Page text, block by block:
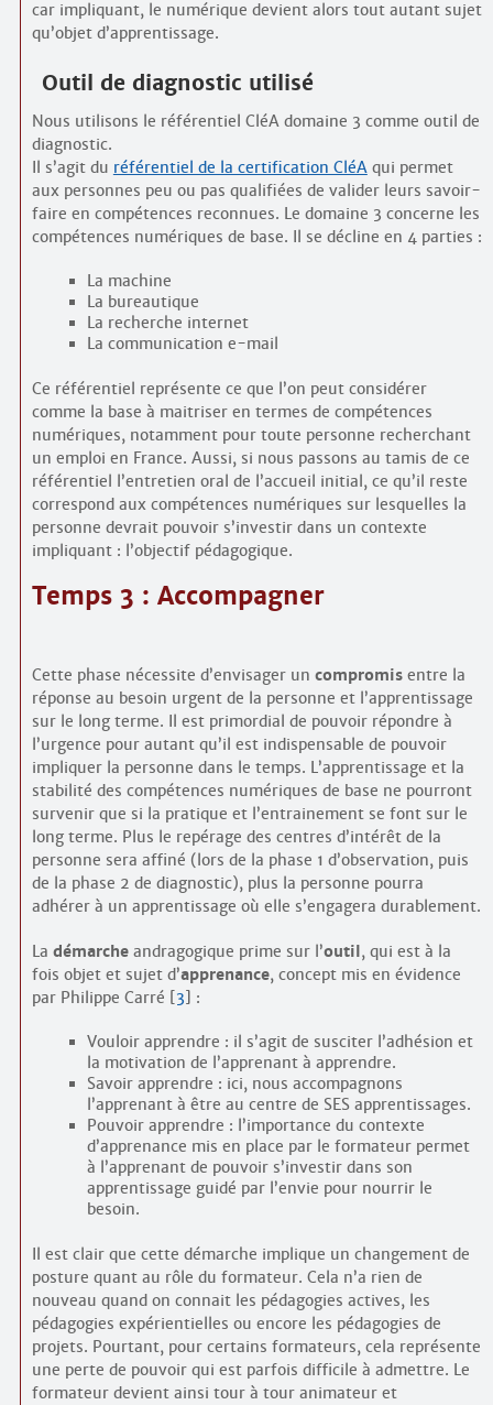
car impliquant, le numérique devient alors tout autant sujet
qu’objet d’apprentissage.
Outil de diagnostic utilisé
Nous utilisons le référentiel CléA domaine 3 comme outil de
diagnostic.
Il s’agit du référentiel de la certification CléAqui permet
aux personnes peu ou pas qualifiées de valider leurs savoir-
faire en compétences reconnues. Le domaine 3 concerne les
compétences numériques de base. Il se décline en 4 parties :
La machine
La bureautique
La recherche internet
La communication e-mail
Ce référentiel représente ce que l’on peut considérer
comme la base à maitriser en termes de compétences
numériques, notamment pour toute personne recherchant
un emploi en France. Aussi, si nous passons au tamis de ce
référentiel l’entretien oral de l’accueil initial, ce qu’il reste
correspond aux compétences numériques sur lesquelles la
personne devrait pouvoir s’investir dans un contexte
impliquant : l’objectif pédagogique.
Temps 3 : Accompagner
Cette phase nécessite d’envisager un compromisentre la
réponse au besoin urgent de la personne et l’apprentissage
sur le long terme. Il est primordial de pouvoir répondre à
l’urgence pour autant qu’il est indispensable de pouvoir
impliquer la personne dans le temps. L’apprentissage et la
stabilité des compétences numériques de base ne pourront
survenir que si la pratique et l’entrainement se font sur le
long terme. Plus le repérage des centres d’intérêt de la
personne sera affiné (lors de la phase 1 d’observation, puis
de la phase 2 de diagnostic), plus la personne pourra
adhérer à un apprentissage où elle s’engagera durablement.
La démarcheandragogique prime sur l’outil , qui est à la
fois objet et sujet d’apprenance, concept mis en évidence
par Philippe Carré
3 :
Vouloir apprendre : il s’agit de susciter l’adhésion et
la motivation de l’apprenant à apprendre.
Savoir apprendre : ici, nous accompagnons
l’apprenant à être au centre de SES apprentissages.
Pouvoir apprendre : l’importance du contexte
d’apprenance mis en place par le formateur permet
à l’apprenant de pouvoir s’investir dans son
apprentissage guidé par l’envie pour nourrir le
besoin.
Il est clair que cette démarche implique un changement de
posture quant au rôle du formateur. Cela n’a rien de
nouveau quand on connait les pédagogies actives, les
pédagogies expérientielles ou encore les pédagogies de
projets. Pourtant, pour certains formateurs, cela représente
une perte de pouvoir qui est parfois difficile à admettre. Le
formateur devient ainsi tour à tour animateur et